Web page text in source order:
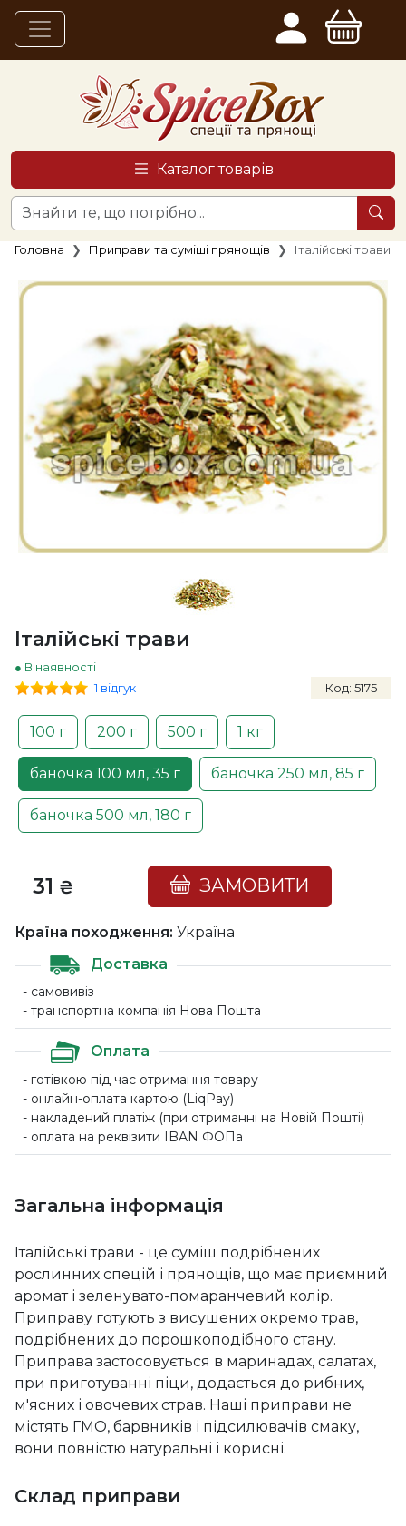
Каталог товарів
Головна Приправи та суміші прянощів Італійські трави
Італійські трави
● В наявності
1 відгук
Код: 5175
100 г 200 г 500 г 1 кг
баночка 100 мл, 35 г баночка 250 мл, 85 г
баночка 500 мл, 180 г
31 ₴ ЗАМОВИТИ
Країна походження: Україна
Доставка
- самовивіз
- транспортна компанія Нова Пошта
Оплата
- готівкою під час отримання товару
- онлайн-оплата картою (LiqPay)
- накладений платіж (при отриманні на Новій Пошті)
- оплата на реквізити IBAN ФОПа
Загальна інформація
Італійські трави - це суміш подрібнених
рослинних спецій і прянощів, що має приємний
аромат і зеленувато-помаранчевий колір.
Приправу готують з висушених окремо трав,
подрібнених до порошкоподібного стану.
Приправа застосовується в маринадах, салатах,
при приготуванні піци, додається до рибних,
м'ясних і овочевих страв. Наші приправи не
містять ГМО, барвників і підсилювачів смаку,
вони повністю натуральні і корисні.
Склад приправи